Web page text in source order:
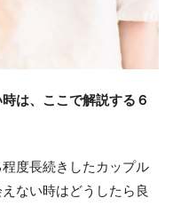
は、ここで解説する６
度長続きしたカップル
ない時はどうしたら良